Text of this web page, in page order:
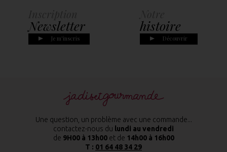
Newsletter
Je m'inscris
histoire
Découvrir
Une question, un problème avec une commande...
contactez-nous du lundi au vendredi
de 9H00 à 13h00et de 14h00 à 16h00
T : 01 64 48 34 29